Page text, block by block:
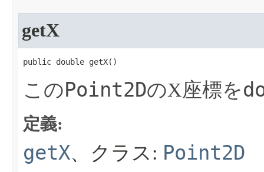
getX
public double getX​()
このPoint2DのX座標を
定義:
getX、クラス: Point2D